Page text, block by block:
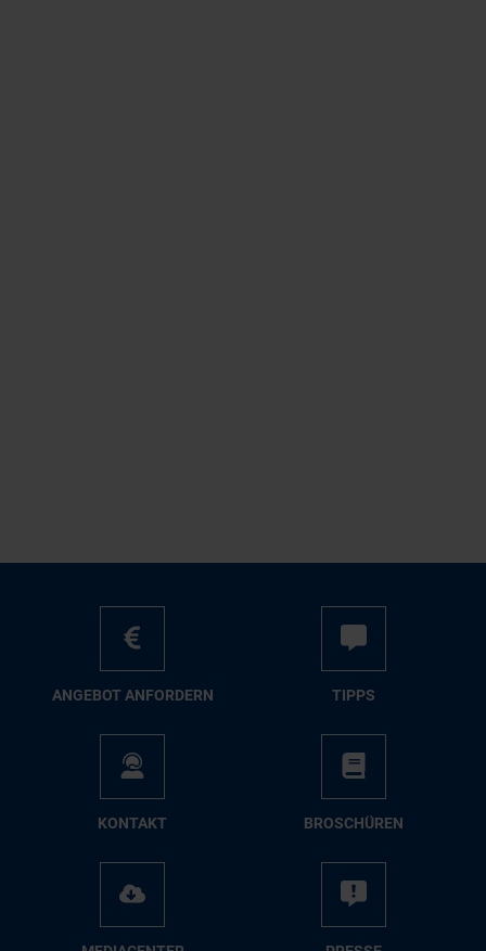
AN­GE­BOT AN­FOR­DERN TIPPS
KON­TAKT BRO­SCHÜ­REN